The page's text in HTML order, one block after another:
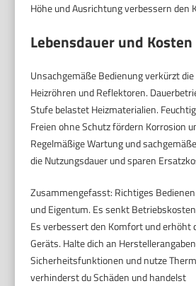
Höhe und Ausrichtung verbessern den
Lebensdauer und Kosten
Unsachgemäße Bedienung verkürzt
Heizröhren und Reflektoren.
Stufe belastet Heizmaterialien.
Freien ohne Schutz fördern Korrosion
Regelmäßige Wartung und
die Nutzungsdauer und sparen
Zusammengefasst: Richtiges
und Eigentum. Es senkt
Es verbessert den Komfort und erhöht
Geräts. Halte dich an
Sicherheitsfunktionen und nutze
verhinderst du Schäden und handelst